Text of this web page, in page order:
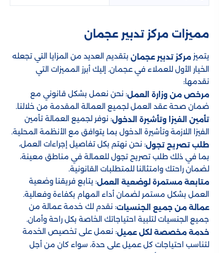
مميزات مركز تدبير عجمان
يتميز مركز تدبير عجمان بتقديم العديد من المزايا التي تجعله
الخيار الأول للعملاء في عجمان. إليك أبرز المميزات التي
نقدمها:
مرخص من وزارة العمل: نحن نعمل بشكل قانوني مع
ضمان صحة عقد العمل لجميع العمالة المقدمة من خلالنا.
تأمين الفيزا وتأشيرة الدخول: نوفر لجميع العمالة تأمين
الفيزا اللازمة وتأشيرة الدخول بما يتوافق مع الأنظمة المحلية.
طلب تصريح تجول: نحن نهتم بكل تفاصيل إجراءات العمل،
بما في ذلك طلب تصريح تجول للعمالة في مناطق معينة،
لضمان راحتك وامتثالنا للمتطلبات القانونية.
متابعة مستمرة لوضعية العمل: يتابع فريقنا وضعية
العمل بشكل مستمر لضمان أداء المهام بكفاءة وفعالية.
عمالة من جميع الجنسيات: نقدم لك خدمة عمالة من
جميع الجنسيات لتلبية احتياجاتك الخاصة بكل راحة وأمان.
خدمة مخصصة لكل عميل: نعمل على تخصيص الخدمة
لتناسب احتياجات كل عميل على حدة، سواء كان من أجل